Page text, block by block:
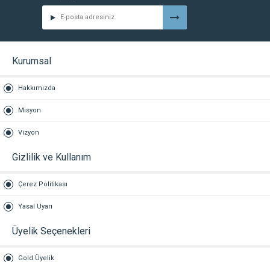
Kurumsal
Hakkımızda
Misyon
Vizyon
Gizlilik ve Kullanım
Çerez Politikası
Yasal Uyarı
Üyelik Seçenekleri
Gold Üyelik